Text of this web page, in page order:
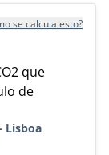
se calcula esto?
que
de
Lisboa